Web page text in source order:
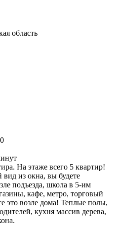
область
На этаже всего 5 квартир!
из окна, вы будете
подъезда, школа в 5-им
кафе, метро, торговый
это возле дома! Теплые полы,
кухня массив дерева,